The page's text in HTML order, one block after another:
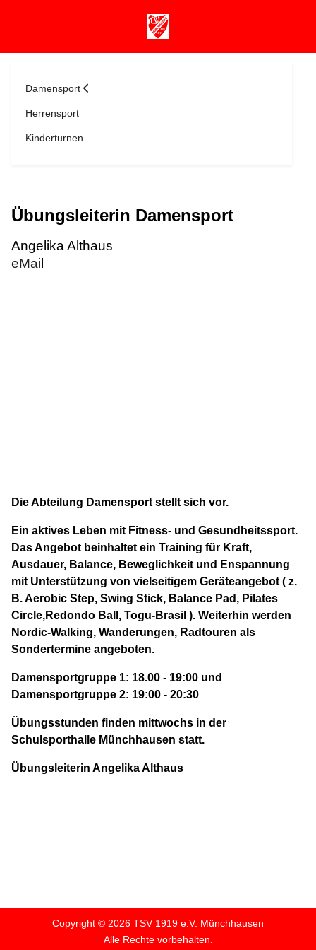
Damensport
Herrensport
Kinderturnen
Übungsleiterin Damensport
Angelika Althaus
eMai
Die Abteilung Damensport stellt sich vor.
Ein aktives Leben mit Fitness- und Gesundheitssport.
Das Angebot beinhaltet ein Training für Kraft,
Ausdauer, Balance, Beweglichkeit und Enspannung
mit Unterstützung von vielseitigem Geräteangebot ( z.
B. Aerobic Step, Swing Stick, Balance Pad, Pilates
Circle,Redondo Ball, Togu-Brasil ). Weiterhin werden
Nordic-Walking, Wanderungen, Radtouren als
Sondertermine angeboten.
Damensportgruppe 1: 18.00 - 19:00 und
Damensportgruppe 2: 19:00 - 20:30
Übungsstunden finden mittwochs in der
Schulsporthalle Münchhausen statt.
Übungsleiterin Angelika Althaus
Copyright © 2026 TSV 1919 e.V. Münchhausen
Alle Rechte vorbehalten.